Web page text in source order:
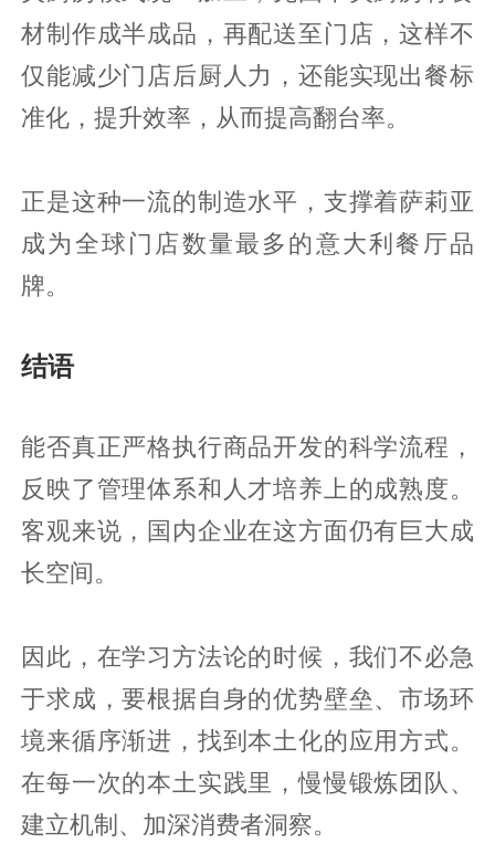
材制作成半成品，再配送至门店，这样不
仅能减少门店后厨人力，还能实现出餐标
准化，提升效率，从而提高翻台率。
正是这种一流的制造水平，支撑着萨莉亚
成为全球门店数量最多的意大利餐厅品
牌。
结语
能否真正严格执行商品开发的科学流程，
反映了管理体系和人才培养上的成熟度。
客观来说，国内企业在这方面仍有巨大成
长空间。
因此，在学习方法论的时候，我们不必急
于求成，要根据自身的优势壁垒、市场环
境来循序渐进，找到本土化的应用方式。
在每一次的本土实践里，慢慢锻炼团队、
建立机制、加深消费者洞察。